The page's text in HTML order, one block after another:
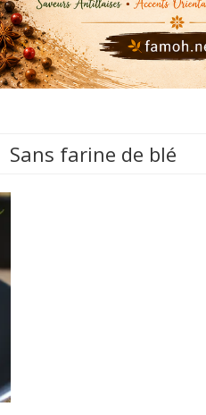
Sans farine de blé